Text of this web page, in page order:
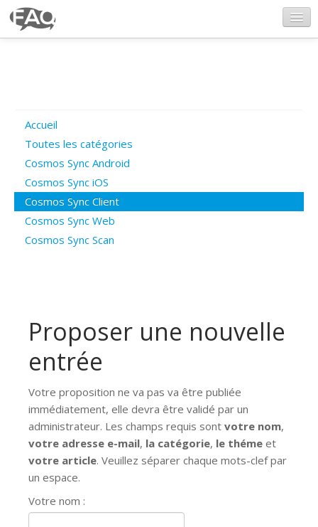
Poser une question
Questions ouvertes
Connexion
Accueil
Toutes les catégories
Cosmos Sync Android
Cosmos Sync iOS
Cosmos Sync Client
Cosmos Sync Web
Cosmos Sync Scan
Proposer une nouvelle
entrée
Votre proposition ne va pas va être publiée
immédiatement, elle devra être validé par un
administrateur. Les champs requis sont votre nom,
votre adresse e-mail, la catégorie, le théme et
votre article. Veuillez séparer chaque mots-clef par
un espace.
Votre nom :